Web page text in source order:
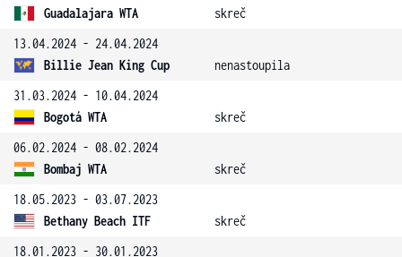
Guadalajara WTA
skreč
13.04.2024 - 24.04.2024
Billie Jean King Cup
nenastoupila
31.03.2024 - 10.04.2024
Bogotá WTA
skreč
06.02.2024 - 08.02.2024
Bombaj WTA
skreč
18.05.2023 - 03.07.2023
Bethany Beach ITF
skreč
18.01.2023 - 30.01.2023